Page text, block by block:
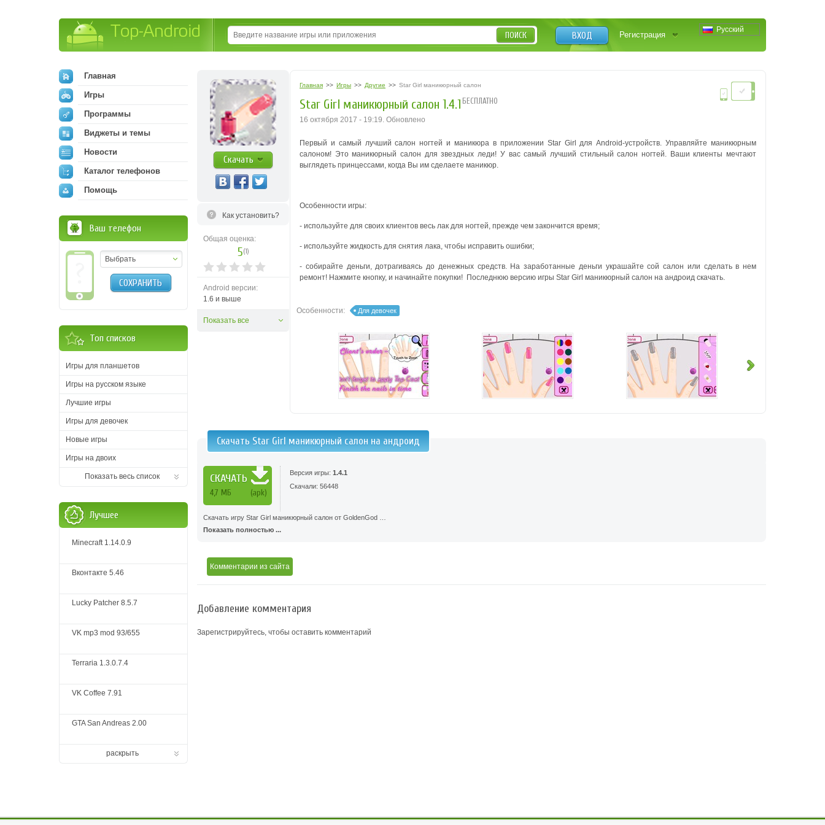
Русский
ВХОД Регистрация
ПОИСК
Скачать
Как установить?
Общая оценка:
5(1)
Android версии:
1.6 и выше
Показать все
Главная >> Игры >> Другие >> Star Girl маникюрный салон
Star Girl маникюрный салон 1.4.1 БЕСПЛАТНО
16 октября 2017 - 19:19. Обновлено
Первый и самый лучший салон ногтей и маникюра в приложении Star Girl для Android-устройств. Управляйте маникюрным
салоном! Это маникюрный салон для звездных леди! У вас самый лучший стильный салон ногтей. Ваши клиенты мечтают
выглядеть принцессами, когда Вы им сделаете маникюр.
Особенности игры:
- используйте для своих клиентов весь лак для ногтей, прежде чем закончится время;
- используйте жидкость для снятия лака, чтобы исправить ошибки;
- собирайте деньги, дотрагиваясь до денежных средств. На заработанные деньги украшайте сой салон или сделать в нем
ремонт! Нажмите кнопку, и начинайте покупки! Последнюю версию игры Star Girl маникюрный салон на андроид скачать.
Особенности: Для девочек
Скачать Star Girl маникюрный салон на андроид
СКАЧАТЬ
4,7 MБ (apk)
Версия игры: 1.4.1
Скачали: 56448
Скачать игру Star Girl маникюрный салон от GoldenGod …
Показать полностью ...
Комментарии из сайта
Добавление комментария
Зарегистрируйтесь, чтобы оставить комментарий
Главная
Игры
Программы
Виджеты и темы
Новости
Каталог телефонов
Помощь
Ваш телефон
Выбрать
СОХРАНИТЬ
Топ списков
Игры для планшетов
Игры на русском языке
Лучшие игры
Игры для девочек
Новые игры
Игры на двоих
Показать весь список
Лучшее
Minecraft 1.14.0.9
Вконтакте 5.46
Lucky Patcher 8.5.7
VK mp3 mod 93/655
Terraria 1.3.0.7.4
VK Coffee 7.91
GTA San Andreas 2.00
раскрыть